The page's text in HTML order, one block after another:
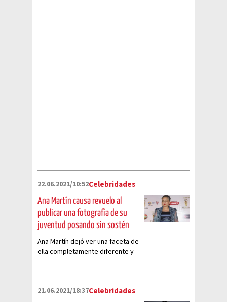
22.06.2021/10:52Celebridades
Ana Martín causa revuelo al
publicar una fotografía de su
juventud posando sin sostén
Ana Martín dejó ver una faceta de
ella completamente diferente y
21.06.2021/18:37Celebridades